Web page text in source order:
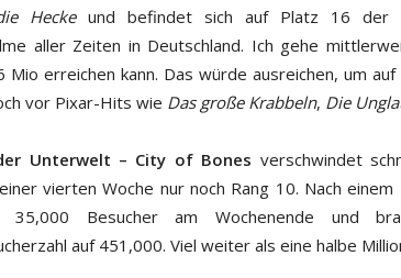
Heckeund befindet sich auf Platz 16 der
aller Zeiten in Deutschland. Ich gehe
Mio erreichen kann. Das würde ausreichen, um
vor Pixar-Hits wie Das große Krabbeln, Die
Unterwelt – City of Bones verschwindet
vierten Woche nur noch Rang 10. Nach einem
35,000 Besucher am Wochenende und
auf 451,000. Viel weiter als eine halbe